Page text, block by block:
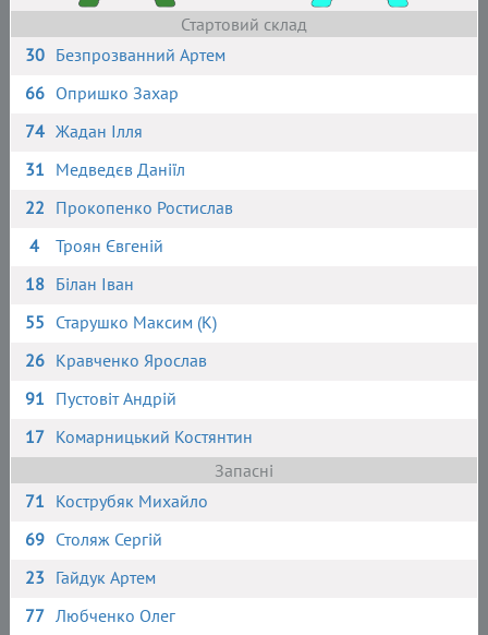
Стартовий склад
30 Безпрозванний Артем
66 Опришко Захар
74 Жадан Ілля
31 Медведєв Даніїл
22 Прокопенко Ростислав
4
Троян Євгеній
18 Білан Іван
55 Старушко Максим (К)
26 Кравченко Ярослав
91 Пустовіт Андрій
17 Комарницький Костянтин
Запасні
71 Кострубяк Михайло
69 Столяж Сергій
23 Гайдук Артем
77 Любченко Олег